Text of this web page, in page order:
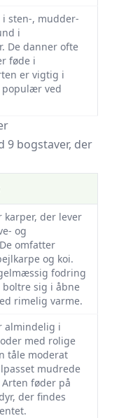
i sten-, mudder-
i
De danner ofte
føde i
er vigtig i
ved
9 bogstaver, der
karper, der lever
og
omfatter
og koi.
fodring
sig i åbne
rimelig varme.
almindelig i
med rolige
tåle moderat
mudrede
føder på
der findes